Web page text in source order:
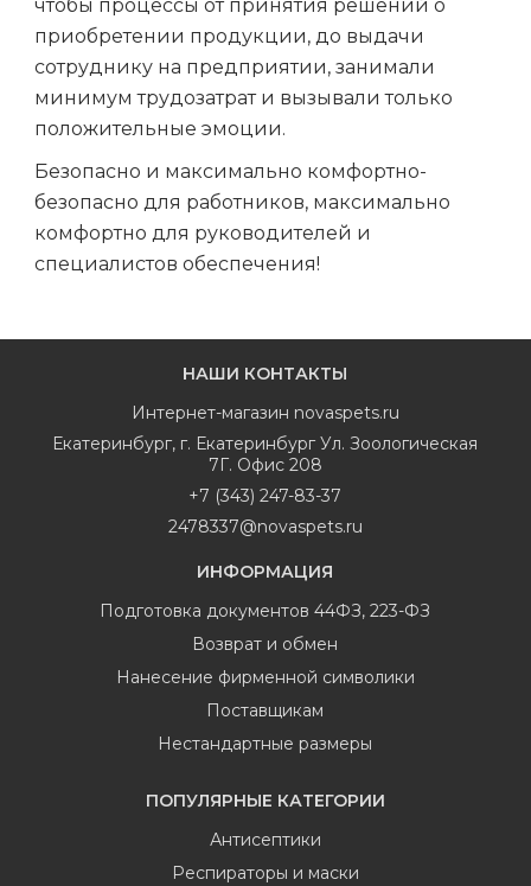
чтобы процессы от принятия решений о
приобретении продукции, до выдачи
сотруднику на предприятии, занимали
минимум трудозатрат и вызывали только
положительные эмоции.
Безопасно и максимально комфортно-
безопасно для работников, максимально
комфортно для руководителей и
специалистов обеспечения!
НАШИ КОНТАКТЫ
Интернет-магазин novaspets.ru
Екатеринбург, г. Екатеринбург Ул. Зоологическая
7Г. Офис 208
+7 (343) 247-83-37
2478337@novaspets.ru
ИНФОРМАЦИЯ
Подготовка документов 44ФЗ, 223-ФЗ
Возврат и обмен
Нанесение фирменной символики
Поставщикам
Нестандартные размеры
ПОПУЛЯРНЫЕ КАТЕГОРИИ
Антисептики
Респираторы и маски